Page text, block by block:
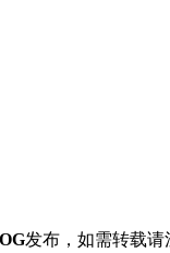
发布，如需转载请